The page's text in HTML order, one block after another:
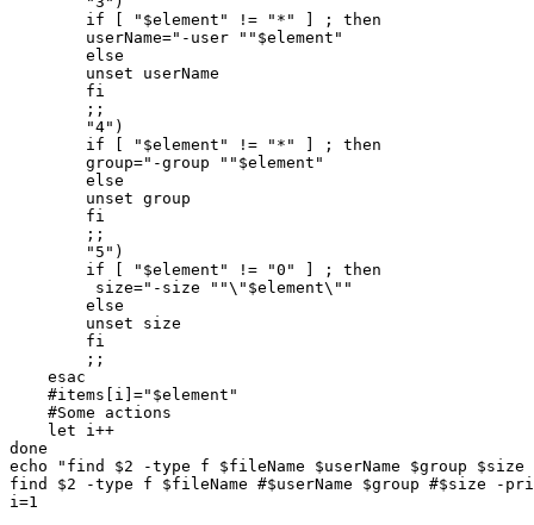
        if [ "$element" != "*" ] ; then
        userName="-user ""$element"
        else
        unset userName
        fi
        ;;
        "4")
        if [ "$element" != "*" ] ; then
        group="-group ""$element"
        else
        unset group
        fi
        ;;
        "5")
        if [ "$element" != "0" ] ; then
         size="-size ""\"$element\""
        else
        unset size
        fi
        ;;
    esac
    #items[i]="$element"
    #Some actions
    let i++
done
echo "find $2 -type f $fileName $userName $group
find $2 -type f $fileName #$userName $group #$size -
i=1